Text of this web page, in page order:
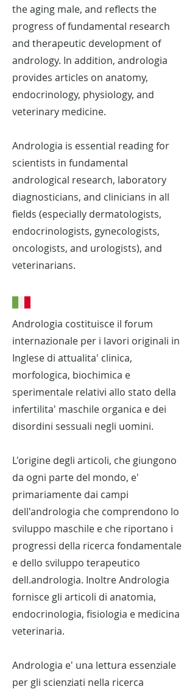
the aging male, and reflects the
progress of fundamental research
and therapeutic development of
andrology. In addition, andrologia
provides articles on anatomy,
endocrinology, physiology, and
veterinary medicine.
Andrologia is essential reading for
scientists in fundamental
andrological research, laboratory
diagnosticians, and clinicians in all
fields (especially dermatologists,
endocrinologists, gynecologists,
oncologists, and urologists), and
veterinarians.
Andrologia costituisce il forum
internazionale per i lavori originali in
Inglese di attualita' clinica,
morfologica, biochimica e
sperimentale relativi allo stato della
infertilita' maschile organica e dei
disordini sessuali negli uomini.
L'origine degli articoli, che giungono
da ogni parte del mondo, e'
primariamente dai campi
dell'andrologia che comprendono lo
sviluppo maschile e che riportano i
progressi della ricerca fondamentale
e dello sviluppo terapeutico
dell.andrologia. Inoltre Andrologia
fornisce gli articoli di anatomia,
endocrinologia, fisiologia e medicina
veterinaria.
Andrologia e' una lettura essenziale
per gli scienziati nella ricerca